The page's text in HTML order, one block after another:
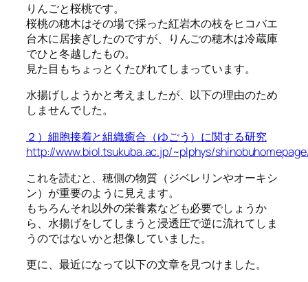
りんごと桜桃です。
桜桃の穂木はその場で採った紅岩木の枝をヒコバエ
台木に居接ぎしたのですが、りんごの穂木は冷蔵庫
でひと冬越したもの。
見た目もちょっとくたびれてしまっています。
水揚げしようかと考えましたが、以下の理由のため
しませんでした。
２）細胞接着と組織癒合（ゆごう）に関する研究
http://www.biol.tsukuba.ac.jp/~plphys/
これを読むと、穂側の物質（ジベレリンやオーキシ
ン）が重要のように見えます。
もちろんそれ以外の栄養素なども必要でしょうか
ら、水揚げをしてしまうと浸透圧で逆に流れてしま
うのではないかと想像していました。
更に、最近になって以下の文章を見つけました。